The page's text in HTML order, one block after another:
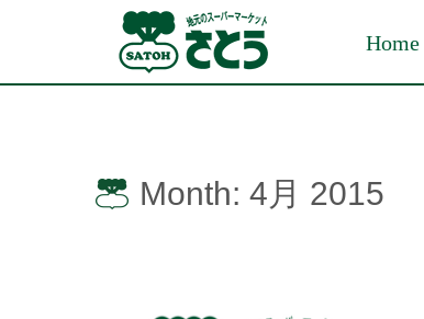
Home
Month: 4月 2015